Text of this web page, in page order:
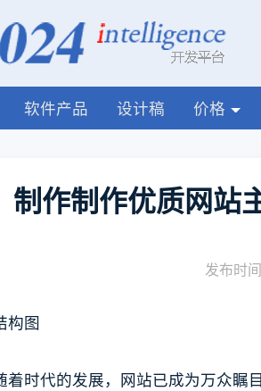
软件产品 设计稿 价格
制作制作优质网站
发布时
构图
着时代的发展，网站已成为万众瞩